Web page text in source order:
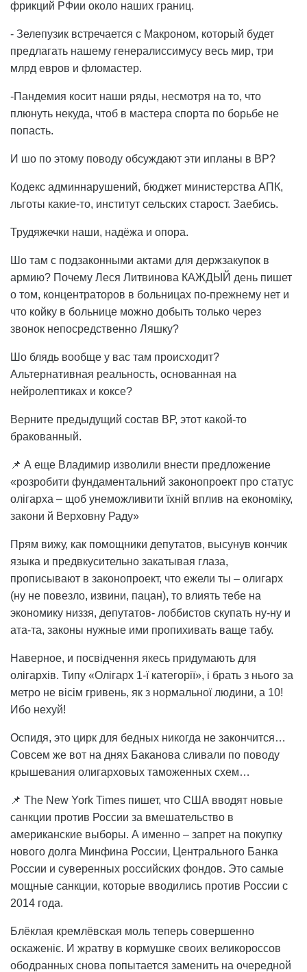
фрикций РФии около наших границ.
- Зелепузик встречается с Макроном, который будет
предлагать нашему генералиссимусу весь мир, три
млрд евров и фломастер.
-Пандемия косит наши ряды, несмотря на то, что
плюнуть некуда, чтоб в мастера спорта по борьбе не
попасть.
И шо по этому поводу обсуждают эти ипланы в ВР?
Кодекс админнарушений, бюджет министерства АПК,
льготы какие-то, институт сельских старост. Заебись.
Трудяжечки наши, надёжа и опора.
Шо там с подзаконными актами для держзакупок в
армию? Почему Леся Литвинова КАЖДЫЙ день пишет
о том, концентраторов в больницах по-прежнему нет и
что койку в больнице можно добыть только через
звонок непосредственно Ляшку?
Шо блядь вообще у вас там происходит?
Альтернативная реальность, основанная на
нейролептиках и коксе?
Верните предыдущий состав ВР, этот какой-то
бракованный.
📌 А еще Владимир изволили внести предложение
«розробити фундаментальний законопроект про статус
олігарха – щоб унеможливити їхній вплив на економіку,
закони й Верховну Раду»
Прям вижу, как помощники депутатов, высунув кончик
языка и предвкусительно закатывая глаза,
прописывают в законопроект, что ежели ты – олигарх
(ну не повезло, извини, пацан), то влиять тебе на
экономику низзя, депутатов- лоббистов скупать ну-ну и
ата-та, законы нужные ими пропихивать ваще табу.
Наверное, и посвідчення якесь придумають для
олігархів. Типу «Олігарх 1-ї категорії», і брать з нього за
метро не вісім гривень, як з нормальної людини, а 10!
Ибо нехуй!
Оспидя, это цирк для бедных никогда не закончится…
Совсем же вот на днях Баканова сливали по поводу
крышевания олигарховых таможенных схем…
📌 The New York Times пишет, что США вводят новые
санкции против России за вмешательство в
американские выборы. А именно – запрет на покупку
нового долга Минфина России, Центрального Банка
России и суверенных российских фондов. Это самые
мощные санкции, которые вводились против России с
2014 года.
Блёклая кремлёвская моль теперь совершенно
оскаженіє. И жратву в кормушке своих великороссов
ободранных снова попытается заменить на очередной